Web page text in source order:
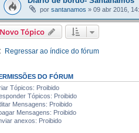
por santanamos » 09 abr 2016,
Novo Tópico
Regressar ao índice do fórum
DO FÓRUM
Tópicos: Proibido
Tópicos: Proibido
Mensagens: Proibido
Mensagens: Proibido
anexos: Proibido